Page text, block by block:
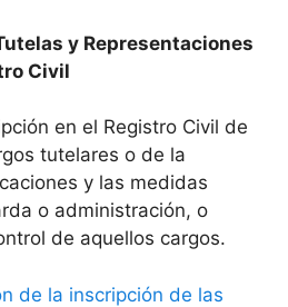
y Representaciones
Civil
en el Registro Civil de
tutelares o de la
y las medidas
o administración, o
de aquellos cargos.
de la inscripción de las